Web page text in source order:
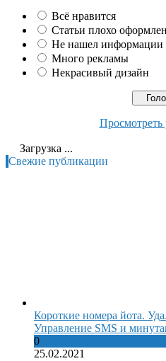
Всё нравится
Статьи плохо
Не нашел информации
Много рекламы
Некрасивый дизайн
Просмотреть
Загрузка ...
Свежие публикации
Короткие номера йота.
Управление SMS и
0
25.02.2021